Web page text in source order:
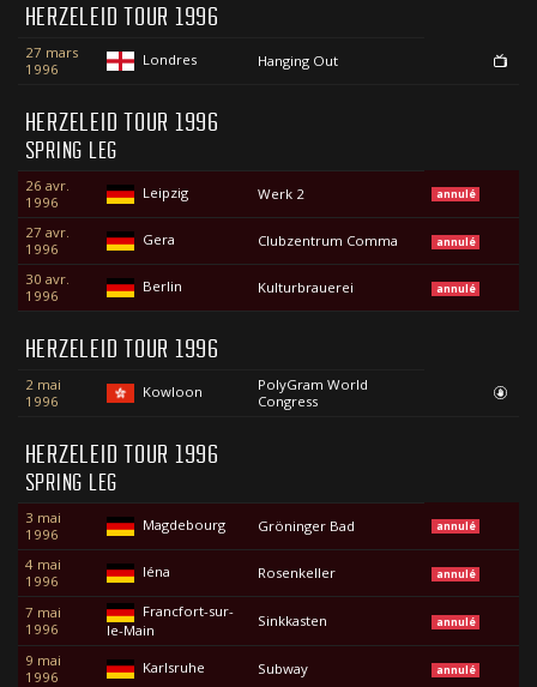
HERZELEID TOUR 1996
27 mars
1996
Londres Hanging Out
HERZELEID TOUR 1996
SPRING LEG
26 avr.
1996
Leipzig Werk 2 annulé
27 avr.
1996
Gera Clubzentrum Comma annulé
30 avr.
1996
Berlin Kulturbrauerei annulé
HERZELEID TOUR 1996
2 mai
1996
Kowloon
PolyGram World
Congress
HERZELEID TOUR 1996
SPRING LEG
3 mai
1996
Magdebourg Gröninger Bad annulé
4 mai
1996
Iéna Rosenkeller annulé
7 mai
1996
Francfort-sur-
le-Main
Sinkkasten annulé
9 mai
1996
Karlsruhe Subway annulé